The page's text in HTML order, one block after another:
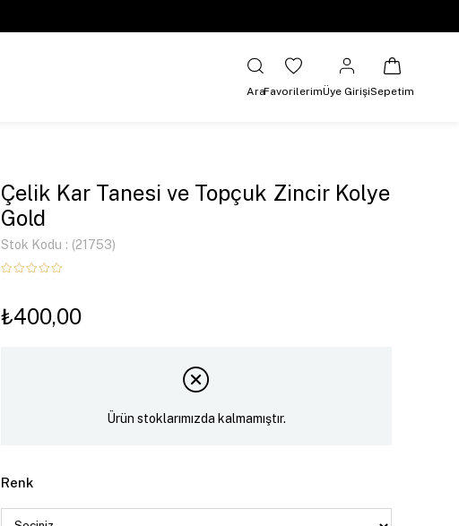
AraFavorilerimÜye GirişiSepetim
Çelik Kar Tanesi ve Topçuk Zincir Kolye
Gold
Stok Kodu (21753)
₺400,00
Ürün stoklarımızda kalmamıştır.
Renk